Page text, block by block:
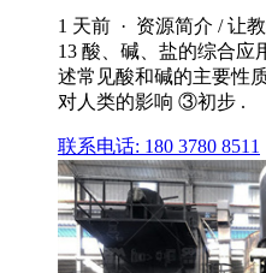
1 天前 · 资源简介 / 让
13 酸、碱、盐的综合
述常见酸和碱的主要性
对人类的影响 ③初步 .
联系电话: 180 3780 8511